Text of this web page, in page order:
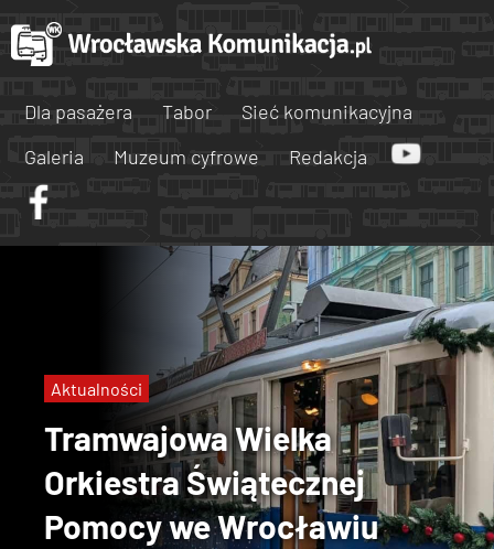
Dla pasażera Tabor
Sieć komunikacyjna
Galeria
Muzeum cyfrowe Redakcja
Tramwajowa Wielka
Orkiestra Świątecznej
Pomocy we Wrocławiu
Aktualności